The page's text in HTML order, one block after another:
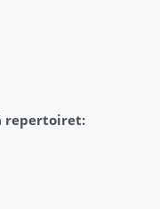
repertoiret: